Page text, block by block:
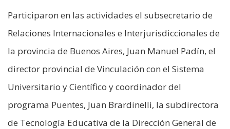
Participaron en las actividades el subsecretario de
Relaciones Internacionales e Interjurisdiccionales de
la provincia de Buenos Aires, Juan Manuel Padín, el
director provincial de Vinculación con el Sistema
Universitario y Científico y coordinador del
programa Puentes, Juan Brardinelli, la subdirectora
de Tecnología Educativa de la Dirección General de